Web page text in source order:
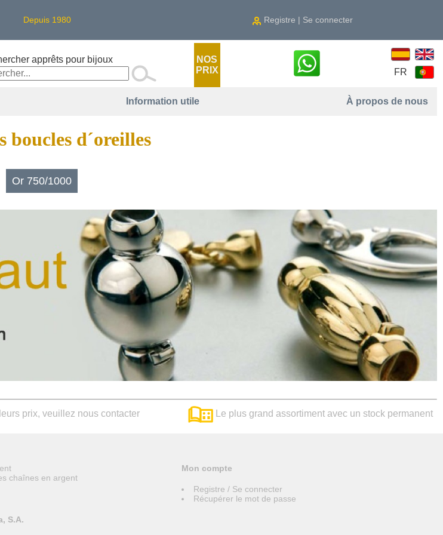
Depuis 1980 Registre | Se connecter
apprêts pour bijoux
NOS
PRIX
FR
Information utile À propos de nous
boucles d´oreilles
Or 750/1000
prix, veuillez nous contacter Le plus grand assortiment avec un stock permanent
chaînes en argent
S.A.
Mon compte
Registre / Se connecter
Récupérer le mot de passe